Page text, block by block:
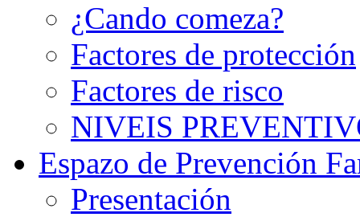
¿Cando comeza?
Factores de protección
Factores de risco
NIVEIS
Espazo de Prevención
Presentación